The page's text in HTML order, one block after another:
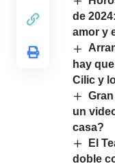
de
amor y
hay
Cilic y
un
casa?
El
doble